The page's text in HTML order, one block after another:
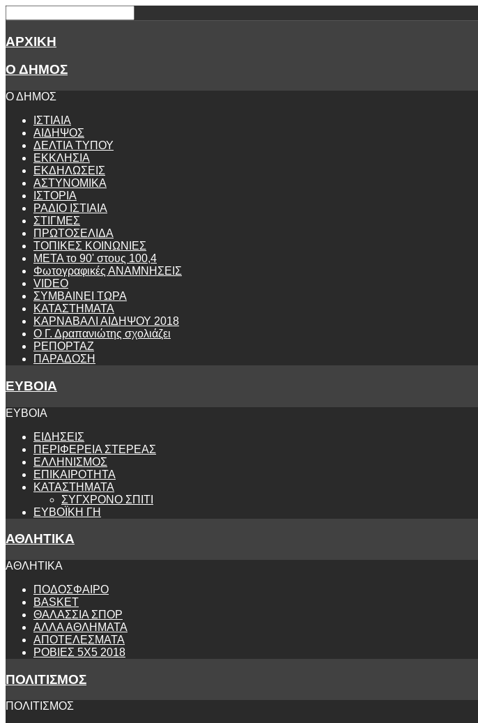
ΑΡΧΙΚΗ
Ο ΔΗΜΟΣ
Ο ΔΗΜΟΣ
ΙΣΤΙΑΙΑ
ΑΙΔΗΨΟΣ
ΔΕΛΤΙΑ ΤΥΠΟΥ
ΕΚΚΛΗΣΙΑ
ΕΚΔΗΛΩΣΕΙΣ
ΑΣΤΥΝΟΜΙΚΑ
ΙΣΤΟΡΙΑ
ΡΑΔΙΟ ΙΣΤΙΑΙΑ
ΣΤΙΓΜΕΣ
ΠΡΩΤΟΣΕΛΙΔΑ
ΤΟΠΙΚΕΣ ΚΟΙΝΩΝΙΕΣ
ΜΕΤΑ το 90' στους 100,4
Φωτογραφικές ΑΝΑΜΝΗΣΕΙΣ
VIDEO
ΣΥΜΒΑΙΝΕΙ ΤΩΡΑ
ΚΑΤΑΣΤΗΜΑΤΑ
ΚΑΡΝΑΒΑΛΙ ΑΙΔΗΨΟΥ 2018
Ο Γ. Δραπανιώτης σχολιάζει
ΡΕΠΟΡΤΑΖ
ΠΑΡΑΔΟΣΗ
ΕΥΒΟΙΑ
ΕΥΒΟΙΑ
ΕΙΔΗΣΕΙΣ
ΠΕΡΙΦΕΡΕΙΑ ΣΤΕΡΕΑΣ
ΕΛΛΗΝΙΣΜΟΣ
ΕΠΙΚΑΙΡΟΤΗΤΑ
ΚΑΤΑΣΤΗΜΑΤΑ
ΣΥΓΧΡΟΝΟ ΣΠΙΤΙ
ΕΥΒΟΪΚΗ ΓΗ
ΑΘΛΗΤΙΚΑ
ΑΘΛΗΤΙΚΑ
ΠΟΔΟΣΦΑΙΡΟ
BASKET
ΘΑΛΑΣΣΙΑ ΣΠΟΡ
ΑΛΛΑ ΑΘΛΗΜΑΤΑ
ΑΠΟΤΕΛΕΣΜΑΤΑ
ΡΟΒΙΕΣ 5Χ5 2018
ΠΟΛΙΤΙΣΜΟΣ
ΠΟΛΙΤΙΣΜΟΣ